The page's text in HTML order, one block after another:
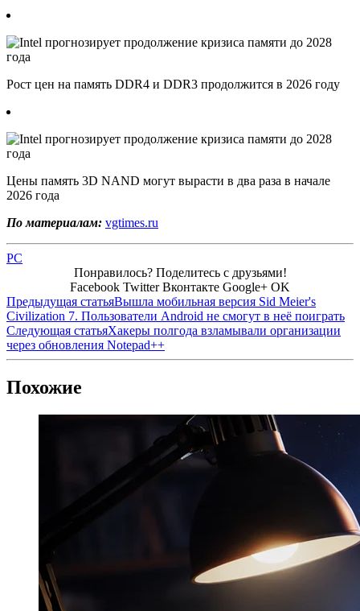
Рост цен на память DDR4 и DDR3 продолжится в 2026 году
Цены память 3D NAND могут вырасти в два раза в начале
2026 года
По материалам: vgtimes.ru
PC
Понравилось? Поделитесь с друзьями!
Facebook Twitter Вконтакте Google+ OK
Предыдущая статьяВышла мобильная версия Sid Meier's
Civilization 7. Пользователи Android не смогут в неё поиграть
Следующая статьяХакеры полгода взламывали организации
через обновления Notepad++
Похожие